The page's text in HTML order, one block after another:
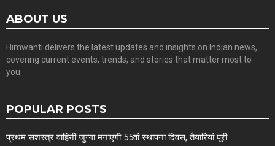
ABOUT US
Himwanti delivers the latest updates and insights on Indian news,
covering current events, trends, and stories that matter most to
you.
POPULAR POSTS
प्रथम सशस्त्र वाहिनी जुन्गा मनाएगी 55वां स्थापना दिवस, तैयारियां पूरी